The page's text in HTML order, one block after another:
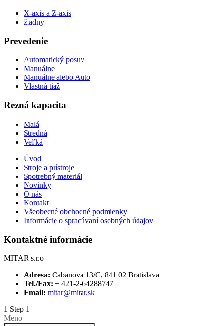
X-axis a Z-axis
žiadny
Prevedenie
Automatický posuv
Manuálne
Manuálne alebo Auto
Vlastná tiaž
Rezná kapacita
Malá
Stredná
Veľká
Úvod
Stroje a prístroje
Spotrebný materiál
Novinky
O nás
Kontakt
Všeobecné obchodné podmienky
Informácie o spracúvaní osobných údajov
Kontaktné informácie
MITAR s.r.o
Adresa: Cabanova 13/C, 841 02 Bratislava
Tel./Fax: + 421-2-64288747
Email: mitar@mitar.sk
1 Step 1
Meno